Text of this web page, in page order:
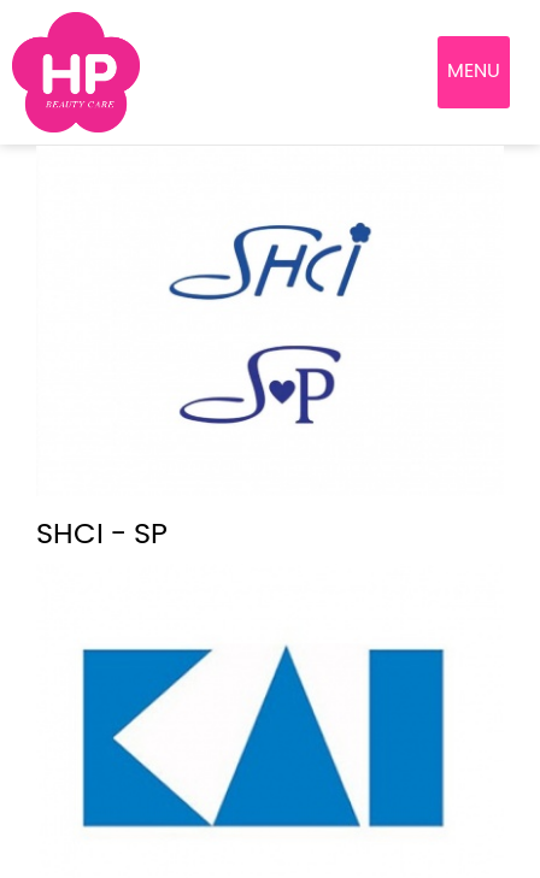
MENU
SHCI - SP